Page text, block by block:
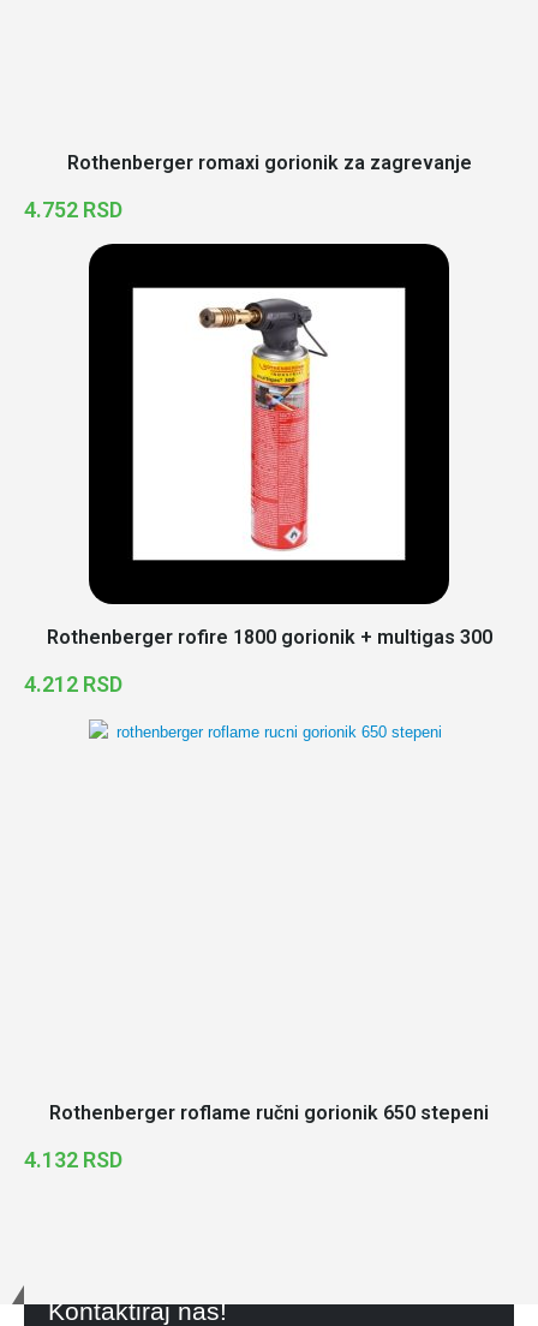
Rothenberger romaxi gorionik za zagrevanje
4.752 RSD
Rothenberger rofire 1800 gorionik + multigas 300
4.212 RSD
Rothenberger roflame ručni gorionik 650 stepeni
4.132 RSD
Kontaktiraj nas!